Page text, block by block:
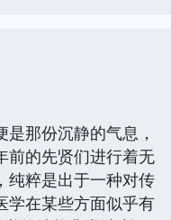
那份沉静的气息，
前的先贤们进行着无
纯粹是出于一种对传
学在某些方面似乎有